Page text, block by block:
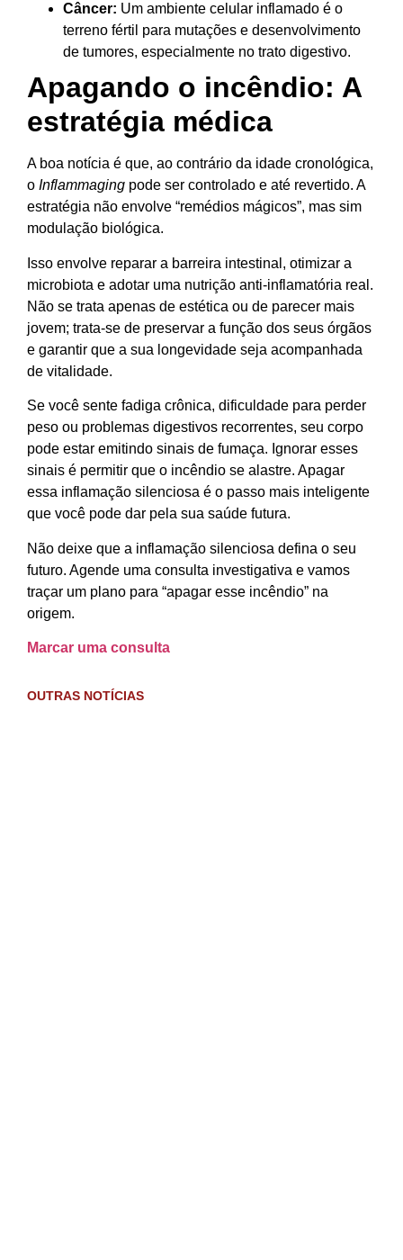
Câncer: Um ambiente celular inflamado é o
terreno fértil para mutações e desenvolvimento
de tumores, especialmente no trato digestivo.
Apagando o incêndio: A
estratégia médica
A boa notícia é que, ao contrário da idade cronológica,
o Inflammaging pode ser controlado e até revertido. A
estratégia não envolve “remédios mágicos”, mas sim
modulação biológica.
Isso envolve reparar a barreira intestinal, otimizar a
microbiota e adotar uma nutrição anti-inflamatória real.
Não se trata apenas de estética ou de parecer mais
jovem; trata-se de preservar a função dos seus órgãos
e garantir que a sua longevidade seja acompanhada
de vitalidade.
Se você sente fadiga crônica, dificuldade para perder
peso ou problemas digestivos recorrentes, seu corpo
pode estar emitindo sinais de fumaça. Ignorar esses
sinais é permitir que o incêndio se alastre. Apagar
essa inflamação silenciosa é o passo mais inteligente
que você pode dar pela sua saúde futura.
Não deixe que a inflamação silenciosa defina o seu
futuro. Agende uma consulta investigativa e vamos
traçar um plano para “apagar esse incêndio” na
origem.
Marcar uma consulta
OUTRAS NOTÍCIAS